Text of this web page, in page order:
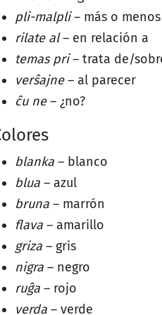
pli-malpli– más o menos
rilate al– en relación a
temas pri– trata de/
verŝajne– al parecer
ĉu ne– ¿no?
blanka – blanco
blua – azul
bruna – marrón
flava – amarillo
griza – gris
nigra – negro
ruĝa – rojo
verda – verde